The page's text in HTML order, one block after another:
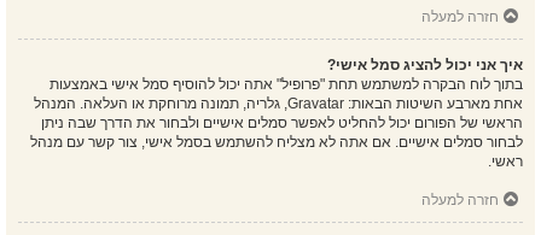
חזרה למעלה
איך אני יכול להציג סמל אישי?
בתוך לוח הבקרה למשתמש תחת "פרופיל" אתה יכול להוסיף סמל אישי באמצעות
אחת מארבע השיטות הבאות: Gravatar, גלריה, תמונה מרוחקת או העלאה. המנהל
הראשי של הפורום יכול להחליט לאפשר סמלים אישיים ולבחור את הדרך שבה ניתן
לבחור סמלים אישיים. אם אתה לא מצליח להשתמש בסמל אישי, צור קשר עם מנהל
ראשי.
חזרה למעלה